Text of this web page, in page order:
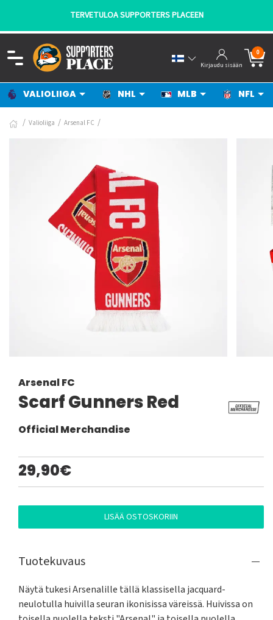
TERVETULOA SUPPORTERS PLACEEN
Kirjaudu sisään
0
VALIOLIIGA NHL MLB NFL
Valioliiga Arsenal FC
Arsenal FC
Scarf Gunners Red
Official Merchandise
29,90€
LISÄÄ OSTOSKORIIN
Tuotekuvaus
Näytä tukesi Arsenalille tällä klassisella jacquard-
neulotulla huivilla seuran ikonisissa väreissä. Huivissa on